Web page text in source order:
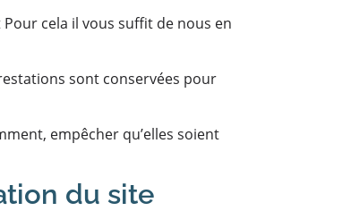
cela il vous suffit de nous en
sont conservées pour
empêcher qu’elles soient
du site